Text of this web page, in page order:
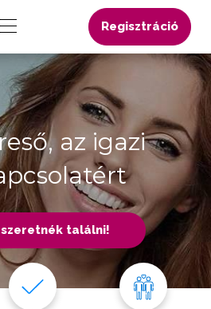
Regisztráció
az igazi
találni!